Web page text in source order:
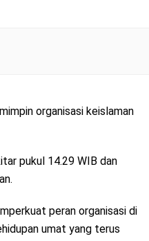
organisasi keislaman
pukul 14.29 WIB dan
peran organisasi di
umat yang terus